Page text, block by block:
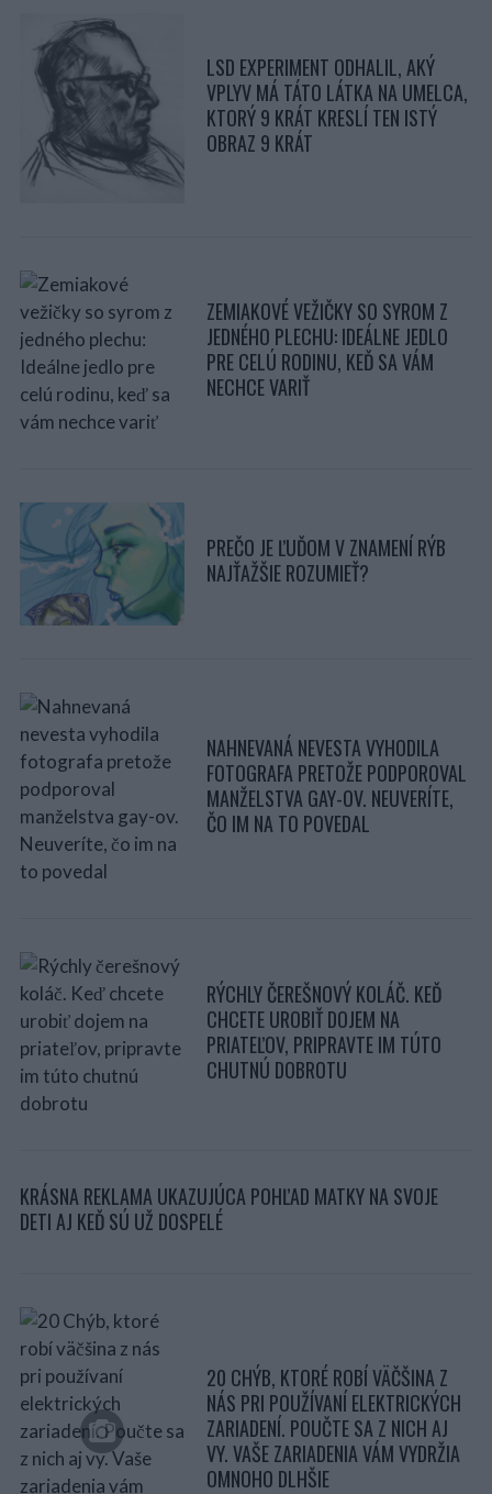
LSD EXPERIMENT ODHALIL, AKÝ
VPLYV MÁ TÁTO LÁTKA NA UMELCA,
KTORÝ 9 KRÁT KRESLÍ TEN ISTÝ
OBRAZ 9 KRÁT
ZEMIAKOVÉ VEŽIČKY SO SYROM Z
JEDNÉHO PLECHU: IDEÁLNE JEDLO
PRE CELÚ RODINU, KEĎ SA VÁM
NECHCE VARIŤ
PREČO JE ĽUĎOM V ZNAMENÍ RÝB
NAJŤAŽŠIE ROZUMIEŤ?
NAHNEVANÁ NEVESTA VYHODILA
FOTOGRAFA PRETOŽE PODPOROVAL
MANŽELSTVA GAY-OV. NEUVERÍTE,
ČO IM NA TO POVEDAL
RÝCHLY ČEREŠNOVÝ KOLÁČ. KEĎ
CHCETE UROBIŤ DOJEM NA
PRIATEĽOV, PRIPRAVTE IM TÚTO
CHUTNÚ DOBROTU
KRÁSNA REKLAMA UKAZUJÚCA POHĽAD MATKY NA SVOJE
DETI AJ KEĎ SÚ UŽ DOSPELÉ
20 CHÝB, KTORÉ ROBÍ VÄČŠINA Z
NÁS PRI POUŽÍVANÍ ELEKTRICKÝCH
ZARIADENÍ. POUČTE SA Z NICH AJ
VY. VAŠE ZARIADENIA VÁM VYDRŽIA
OMNOHO DLHŠIE